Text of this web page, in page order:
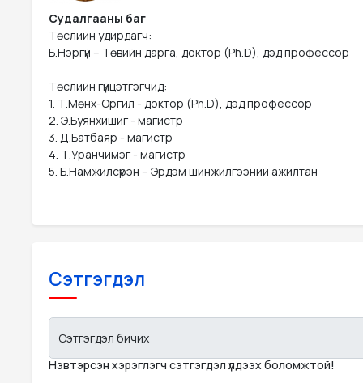
Судалгааны баг
Төслийн удирдагч:
Б.Нэргүй – Төвийн дарга, доктор (Ph.D), дэд профессор
Төслийн гүйцэтгэгчид:
1. Т.Мөнх-Оргил - доктор (Ph.D), дэд профессор
2. Э.Буянхишиг - магистр
3. Д.Батбаяр - магистр
4. Т.Уранчимэг - магистр
5. Б.Намжилсүрэн – Эрдэм шинжилгээний ажилтан
Сэтгэгдэл
Сэтгэгдэл бичих
Нэвтэрсэн хэрэглэгч сэтгэгдэл үлдээх боломжтой!